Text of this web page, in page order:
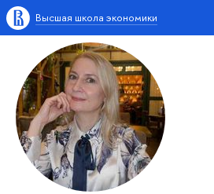
Высшая школа экономики